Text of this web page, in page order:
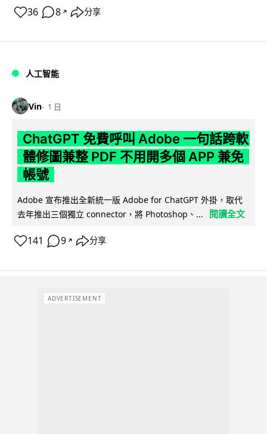
36 8 ↗ 分享
人工智能
Vin 1 日
ChatGPT 免費呼叫 Adobe 一句話跨軟
體修圖兼整 PDF 不用開多個 APP 兼免
帳號
Adobe 宣布推出全新統一版 Adobe for ChatGPT 外掛，取代
去年推出三個獨立 connector，將 Photoshop、...
閱讀全文
141 9 ↗ 分享
ADVERTISEMENT